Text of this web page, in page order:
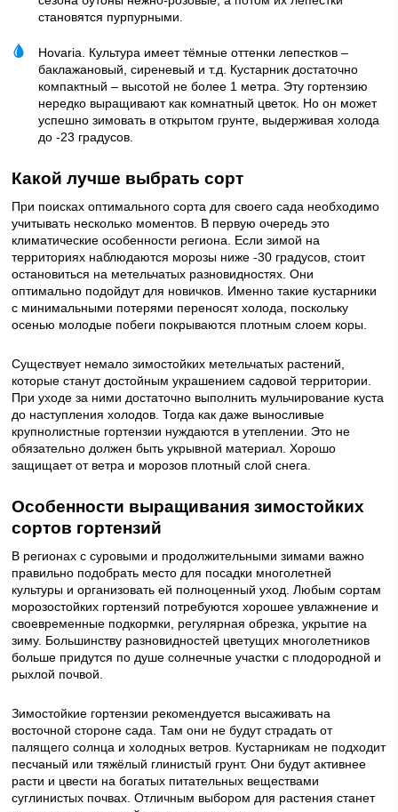
становятся пурпурными.
Hovaria. Культура имеет тёмные оттенки лепестков –
баклажановый, сиреневый и т.д. Кустарник достаточно
компактный – высотой не более 1 метра. Эту гортензию
нередко выращивают как комнатный цветок. Но он может
успешно зимовать в открытом грунте, выдерживая холода
до -23 градусов.
Какой лучше выбрать сорт
При поисках оптимального сорта для своего сада необходимо
учитывать несколько моментов. В первую очередь это
климатические особенности региона. Если зимой на
территориях наблюдаются морозы ниже -30 градусов, стоит
остановиться на метельчатых разновидностях. Они
оптимально подойдут для новичков. Именно такие кустарники
с минимальными потерями переносят холода, поскольку
осенью молодые побеги покрываются плотным слоем коры.
Существует немало зимостойких метельчатых растений,
которые станут достойным украшением садовой территории.
При уходе за ними достаточно выполнить мульчирование куста
до наступления холодов. Тогда как даже выносливые
крупнолистные гортензии нуждаются в утеплении. Это не
обязательно должен быть укрывной материал. Хорошо
защищает от ветра и морозов плотный слой снега.
Особенности выращивания зимостойких
сортов гортензий
В регионах с суровыми и продолжительными зимами важно
правильно подобрать место для посадки многолетней
культуры и организовать ей полноценный уход. Любым сортам
морозостойких гортензий потребуются хорошее увлажнение и
своевременные подкормки, регулярная обрезка, укрытие на
зиму. Большинству разновидностей цветущих многолетников
больше придутся по душе солнечные участки с плодородной и
рыхлой почвой.
Зимостойкие гортензии рекомендуется высаживать на
восточной стороне сада. Там они не будут страдать от
палящего солнца и холодных ветров. Кустарникам не подходит
песчаный или тяжёлый глинистый грунт. Они будут активнее
расти и цвести на богатых питательных веществами
суглинистых почвах. Отличным выбором для растения станет